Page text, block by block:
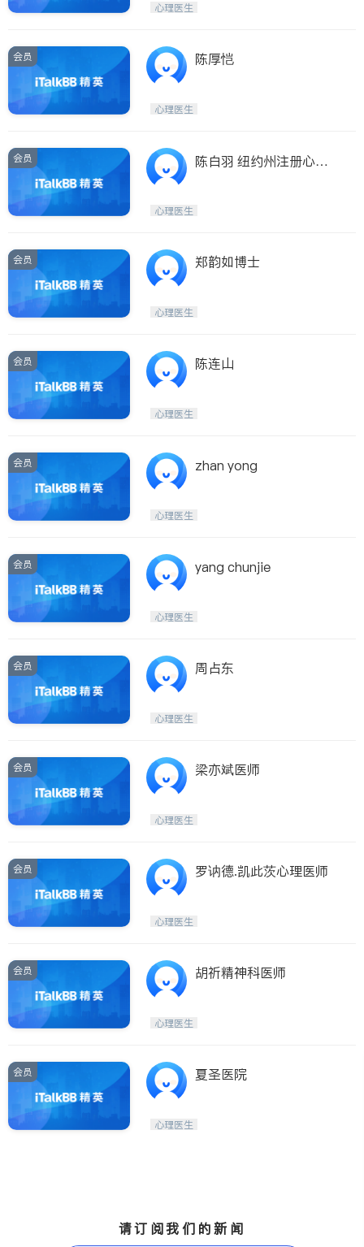
心理医生
会员 陈厚恺
心理医生
会员
陈白羽 纽约州注册心理
心理医生
会员 郑韵如博士
心理医生
会员 陈连山
心理医生
会员 zhan yong
心理医生
会员 yang chunjie
心理医生
会员 周占东
心理医生
会员 梁亦斌医师
心理医生
会员 罗讷德.凯此茨心理医师
心理医生
会员 胡祈精神科医师
心理医生
会员 夏圣医院
心理医生
请订阅我们的新闻